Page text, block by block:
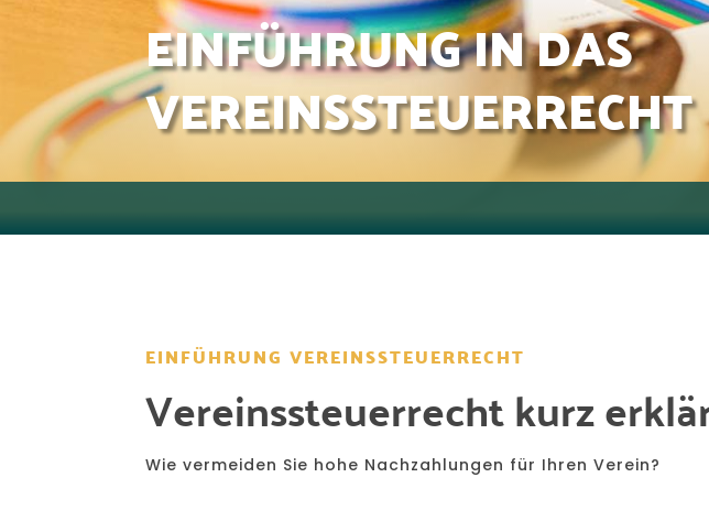
EINFÜHRUNG IN DAS
VEREINSSTEUERRECHT
EINFÜHRUNG VEREINSSTEUERRECHT
Vereinssteuerrecht kurz
Wie vermeiden Sie hohe Nachzahlungen für Ihren Verein?